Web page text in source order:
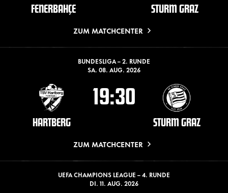
FENERBAHÇE STURM GRAZ
ZUM MATCHCENTER
BUNDESLIGA – 2. RUNDE
SA. 08. AUG. 2026
HARTBERG
19:30
STURM GRAZ
ZUM MATCHCENTER
UEFA CHAMPIONS LEAGUE – 4. RUNDE
DI. 11. AUG. 2026